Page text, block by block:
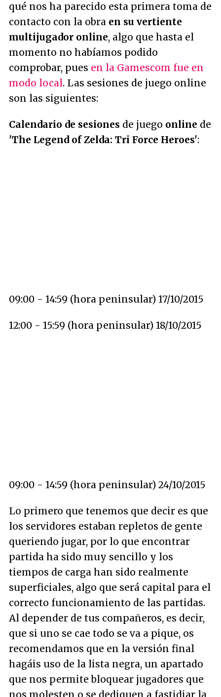
qué nos ha parecido esta primera toma de
contacto con la obra en su vertiente
multijugador online, algo que hasta el
momento no habíamos podido
comprobar, pues en la Gamescom fue en
modo local. Las sesiones de juego online
son las siguientes:
Calendario de sesiones de juego online de
'The Legend of Zelda: Tri Force Heroes':
09:00 - 14:59 (hora peninsular) 17/10/2015
12:00 - 15:59 (hora peninsular) 18/10/2015
09:00 - 14:59 (hora peninsular) 24/10/2015
Lo primero que tenemos que decir es que
los servidores estaban repletos de gente
queriendo jugar, por lo que encontrar
partida ha sido muy sencillo y los
tiempos de carga han sido realmente
superficiales, algo que será capital para el
correcto funcionamiento de las partidas.
Al depender de tus compañeros, es decir,
que si uno se cae todo se va a pique, os
recomendamos que en la versión final
hagáis uso de la lista negra, un apartado
que nos permite bloquear jugadores que
nos molesten o se dediquen a fastidiar la